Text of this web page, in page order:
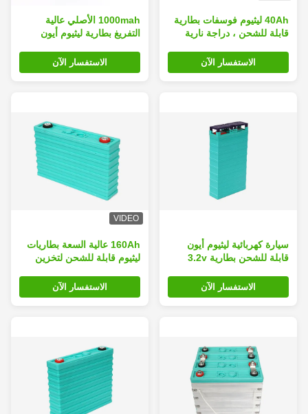
40Ah ليثيوم فوسفات بطارية
قابلة للشحن ، دراجة نارية
الاستفسار الآن
1000mah الأصلي عالية
التفريغ بطارية ليثيوم أيون
الاستفسار الآن
سيارة كهربائية ليثيوم أيون
قابلة للشحن بطارية 3.2v
الاستفسار الآن
VIDEO
160Ah عالية السعة بطاريات
ليثيوم قابلة للشحن لتخزين
الاستفسار الآن